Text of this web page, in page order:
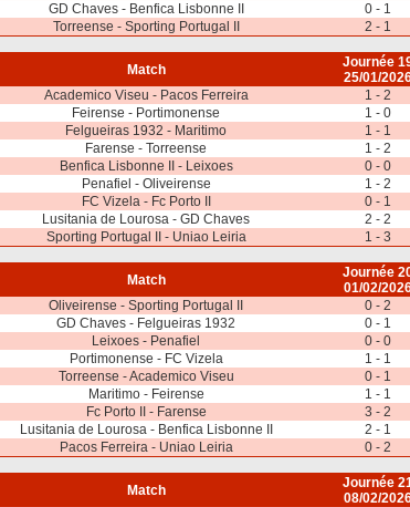
GD Chaves - Benfica Lisbonne II
0 - 1
Torreense - Sporting Portugal II 2 - 1
Match
Journée
25/01/
Academico Viseu - Pacos Ferreira
1 - 2
Feirense - Portimonense
1 - 0
Felgueiras 1932 - Maritimo
1 - 1
Farense - Torreense
1 - 2
Benfica Lisbonne II - Leixoes
0 - 0
Penafiel - Oliveirense
1 - 2
FC Vizela - Fc Porto II
0 - 1
Lusitania de Lourosa - GD Chaves
2 - 2
Sporting Portugal II - Uniao Leiria 1 - 3
Match
Journée
01/02/
Oliveirense - Sporting Portugal II
0 - 2
GD Chaves - Felgueiras 1932
0 - 1
Leixoes - Penafiel
0 - 0
Portimonense - FC Vizela
1 - 1
Torreense - Academico Viseu
0 - 1
Maritimo - Feirense
1 - 1
Fc Porto II - Farense
3 - 2
Lusitania de Lourosa - Benfica Lisbonne II
2 - 1
Pacos Ferreira - Uniao Leiria 0 - 2
Match
Journée
08/02/